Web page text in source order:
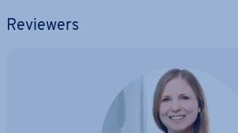
Reviewers